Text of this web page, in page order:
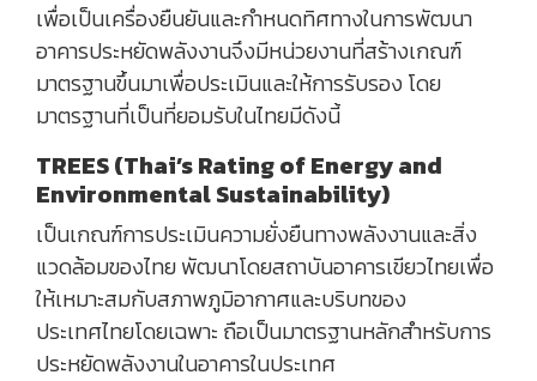
เพื่อเป็นเครื่องยืนยันและกำหนดทิศทางในการพัฒนา
อาคารประหยัดพลังงานจึงมีหน่วยงานที่สร้างเกณฑ์
มาตรฐานขึ้นมาเพื่อประเมินและให้การรับรอง โดย
มาตรฐานที่เป็นที่ยอมรับในไทยมีดังนี้
TREES (Thai’s Rating of Energy and
Environmental Sustainability)
เป็นเกณฑ์การประเมินความยั่งยืนทางพลังงานและสิ่ง
แวดล้อมของไทย พัฒนาโดยสถาบันอาคารเขียวไทยเพื่อ
ให้เหมาะสมกับสภาพภูมิอากาศและบริบทของ
ประเทศไทยโดยเฉพาะ ถือเป็นมาตรฐานหลักสำหรับการ
ประหยัดพลังงานในอาคารในประเทศ